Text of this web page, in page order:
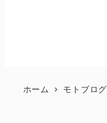
ホーム モトブログ